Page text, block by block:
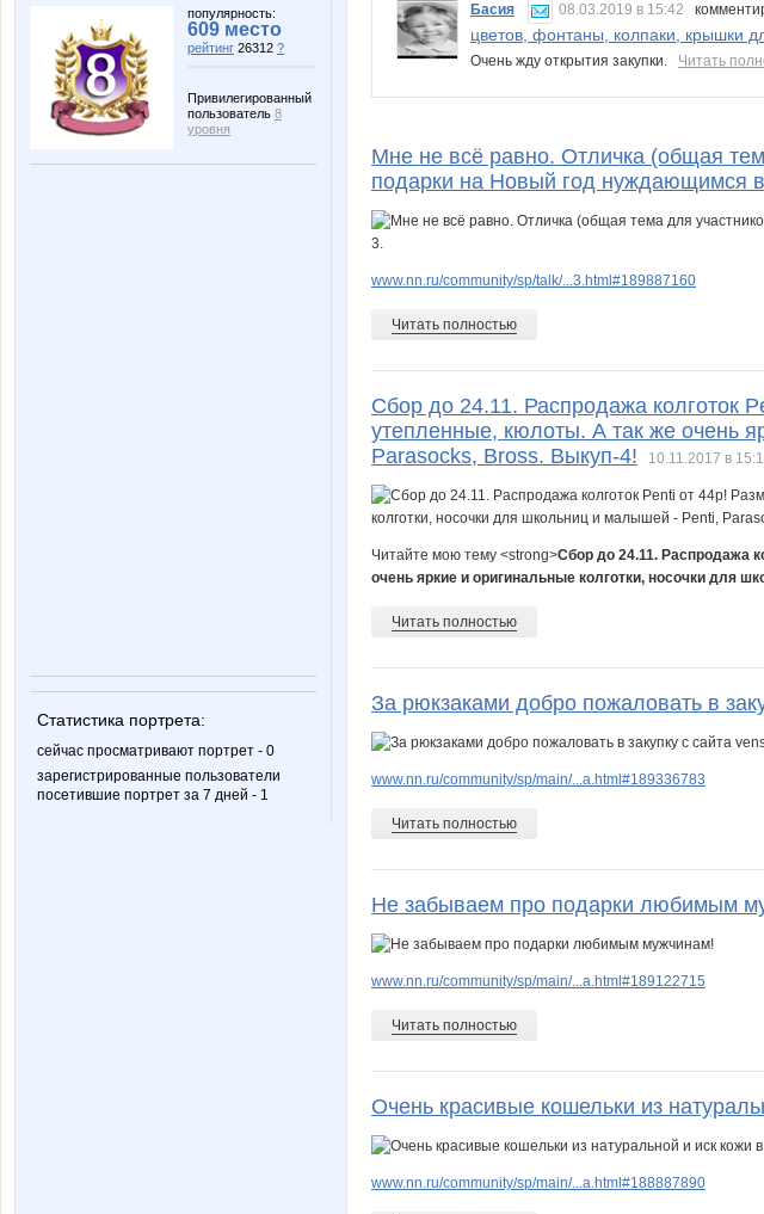
популярность:
609 место
рейтинг 26312 ?
Привилегированный
пользователь 8
уровня
Статистика портрета:
сейчас просматривают портрет - 0
зарегистрированные пользователи
посетившие портрет за 7 дней - 1
Басия 08.03.2019 в 15:42
цветов, фонтаны, колпаки, крышки
Очень жду открытия закупки. Читать
Мне не всё равно. Отличка (общая
подарки на Новый год нуждающимся
www.nn.ru/community/sp/talk/...3.html#189887160
Читать полностью
Сбор до 24.11. Распродажа колготок
утепленные, кюлоты. А так же очень
Parasocks, Bross. Выкуп-4!
10.11.2017 в
Читайте мою тему <strong>Сбор до 24.11. Распродажа
очень яркие и оригинальные колготки, носочки для
Читать полностью
За рюкзаками добро пожаловать в
www.nn.ru/community/sp/main/...a.html#189336783
Читать полностью
Не забываем про подарки любимым
www.nn.ru/community/sp/main/...a.html#189122715
Читать полностью
Очень красивые кошельки из
www.nn.ru/community/sp/main/...a.html#188887890